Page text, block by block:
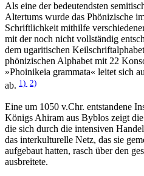
Als eine der bedeutendsten
Altertums wurde das Phönizische
Schriftlichkeit mithilfe
mit der noch nicht vollständig
dem ugaritischen
phönizischen Alphabet mit 22
»Phoinikeia grammata« leitet sich
ab. 1) 2)
Eine um 1050 v.Chr. entstandene
Königs Ahiram aus Byblos zeigt
die sich durch die intensiven
das interkulturelle Netz, das sie
aufgebaut hatten, rasch über den
ausbreitete.